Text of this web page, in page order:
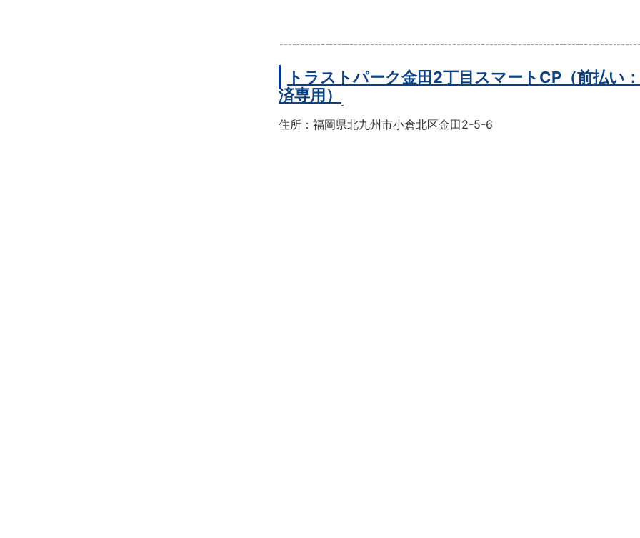
トラストパーク金田2丁目スマートCP（前払い
済専用）
住所：福岡県北九州市小倉北区金田2-5-6